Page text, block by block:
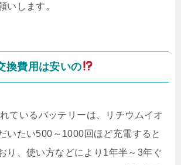
いします。
換費用は安いの
ているバッテリーは、リチウムイオ
いたい500～1000回ほど充電すると
り、使い方などにより1年半～3年ぐ